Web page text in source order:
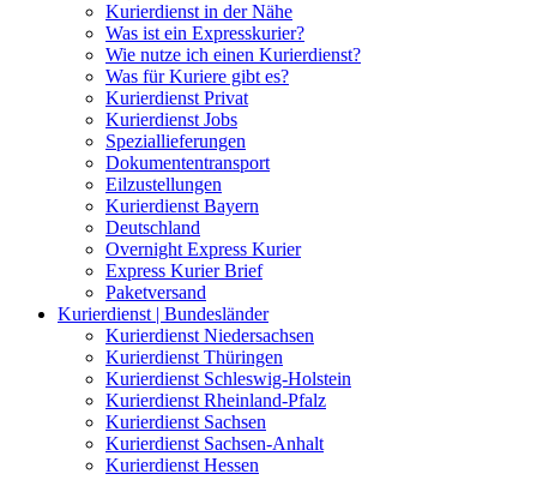
Kurierdienst in der Nähe
Was ist ein Expresskurier?
Wie nutze ich einen Kurierdienst?
Was für Kuriere gibt es?
Kurierdienst Privat
Kurierdienst Jobs
Speziallieferungen
Dokumententransport
Eilzustellungen
Kurierdienst Bayern
Deutschland
Overnight Express Kurier
Express Kurier Brief
Paketversand
Kurierdienst | Bundesländer
Kurierdienst Niedersachsen
Kurierdienst Thüringen
Kurierdienst Schleswig-Holstein
Kurierdienst Rheinland-Pfalz
Kurierdienst Sachsen
Kurierdienst Sachsen-Anhalt
Kurierdienst Hessen